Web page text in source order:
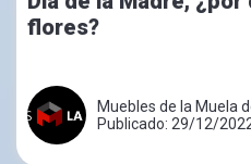
flores?
Muebles de la Muela
Publicado: 29/12/